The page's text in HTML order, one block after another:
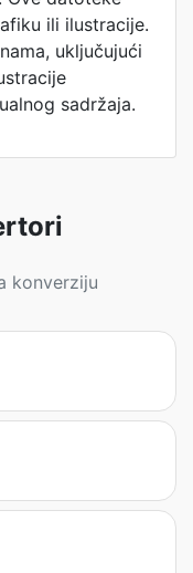
ili ilustracije.
uključujući
sadržaja.
konverziju